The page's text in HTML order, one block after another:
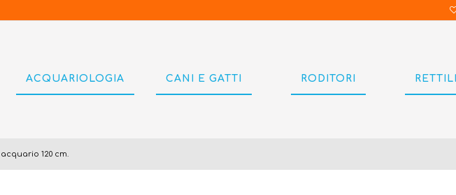
ACQUARIOLOGIA CANI E GATTI RODITORI RETTILI
120 cm.